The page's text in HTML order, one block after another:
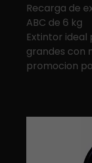
Recarga de
ABC de 6 kg
Extintor
grandes con
promocion